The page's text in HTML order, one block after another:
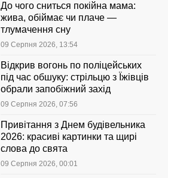
До чого сниться покійна мама:
жива, обіймає чи плаче —
тлумачення сну
09 Серпня 2026, 13:54
Відкрив вогонь по поліцейських
під час обшуку: стрільцю з Їжівців
обрали запобіжний захід
09 Серпня 2026, 07:56
Привітання з Днем будівельника
2026: красиві картинки та щирі
слова до свята
09 Серпня 2026, 00:01